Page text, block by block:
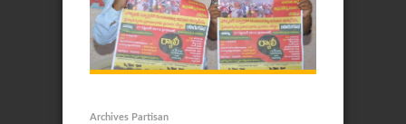
Archives Partisan